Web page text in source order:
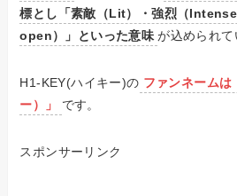
標とし「素敵（Lit）・強烈（
open）」といった意味 が込められて
H1-KEY(ハイキー)の ファンネームは
ー）」
です。
スポンサーリンク